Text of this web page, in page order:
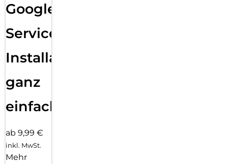
Google
Services
Installation
ganz
einfach
ab 9,99 €
inkl. MwSt.
Mehr